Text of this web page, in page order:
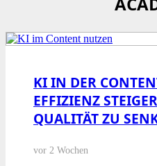
KI IN DER
EFFIZIENZ
QUALITÄT ZU
vor 2 Wochen